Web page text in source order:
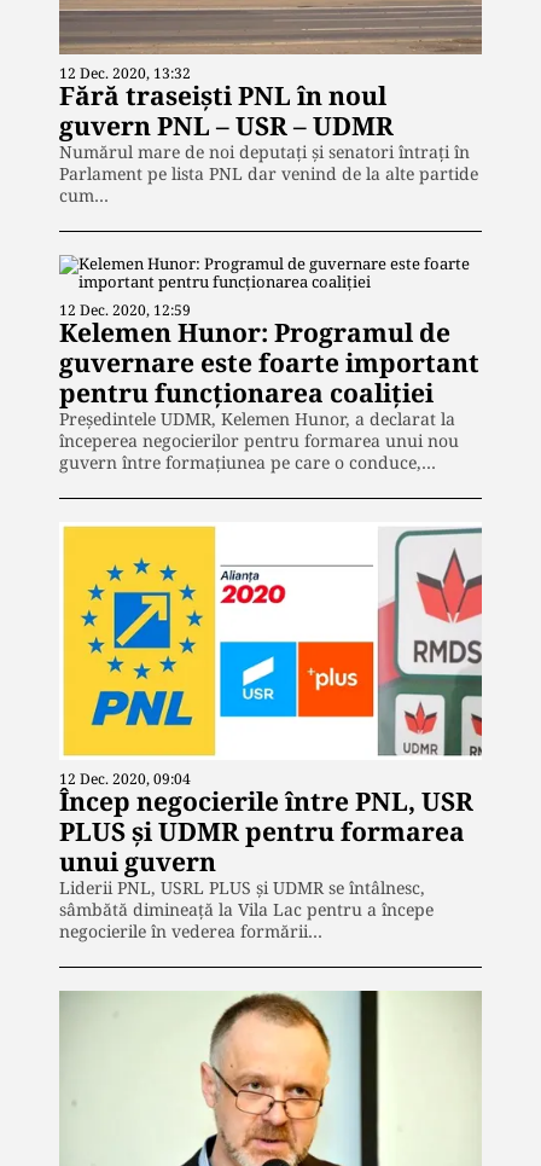
12 Dec. 2020, 13:32
Fără traseiști PNL în noul
guvern PNL – USR – UDMR
Numărul mare de noi deputați și senatori întrați în
Parlament pe lista PNL dar venind de la alte partide
cum…
12 Dec. 2020, 12:59
Kelemen Hunor: Programul de
guvernare este foarte important
pentru funcționarea coaliției
Preşedintele UDMR, Kelemen Hunor, a declarat la
începerea negocierilor pentru formarea unui nou
guvern între formaţiunea pe care o conduce,…
12 Dec. 2020, 09:04
Încep negocierile între PNL, USR
PLUS și UDMR pentru formarea
unui guvern
Liderii PNL, USRL PLUS și UDMR se întâlnesc,
sâmbătă dimineață la Vila Lac pentru a începe
negocierile în vederea formării…